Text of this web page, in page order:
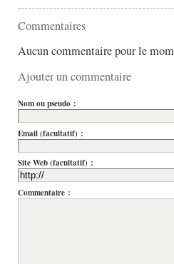
Commentaires
Aucun commentaire pour le
Ajouter un commentaire
Nom ou pseudo :
Email (facultatif) :
Site Web (facultatif) :
Commentaire :